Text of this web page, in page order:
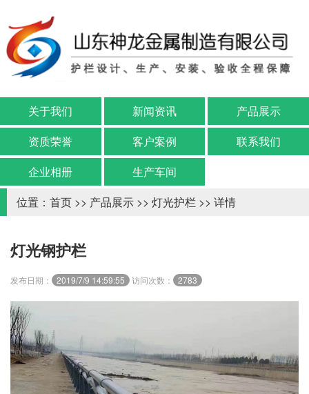
关于我们 新闻资讯
产品展示
资质荣誉
客户案例
联系我们
企业相册
生产车间
位置： 首页 >> 产品展示 >> 灯光护栏 >> 详情
灯光钢护栏
发布日期： 2019/7/9 14:59:55 访问次数： 2783